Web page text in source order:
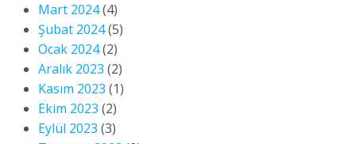
Mart 2024(4)
Şubat 2024(5)
Ocak 2024(2)
Aralık 2023 (2)
Kasım 2023 (1)
Ekim 2023 (2)
Eylül 2023 (3)